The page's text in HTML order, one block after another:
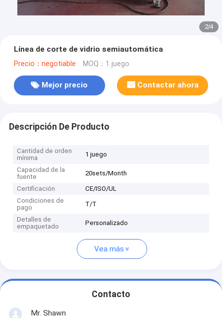
2/4
Línea de corte de vidrio semiautomática
Precio：negotiable MOQ：1 juego
Mejor precio Contactar ahora
Descripción De Producto
Cantidad de orden
mínima
1 juego
Capacidad de la
fuente
20sets/Month
Certificación
CE/ISO/UL
Condiciones de
pago
T/T
Detalles de
empaquetado
Personalizado
Vea más
Contacto
Mr. Shawn